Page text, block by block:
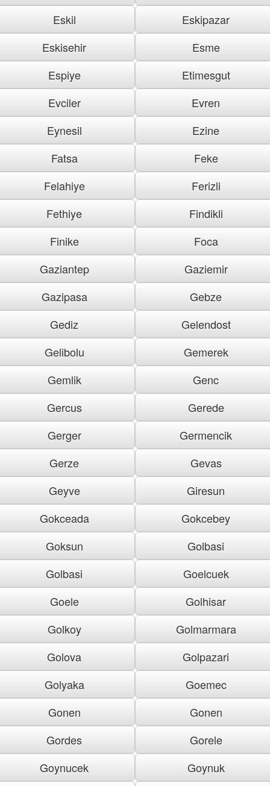
Eskil
Eskipazar
Eskisehir
Esme
Espiye
Etimesgut
Evciler
Evren
Eynesil
Ezine
Fatsa
Feke
Felahiye
Ferizli
Fethiye
Findikli
Finike
Foca
Gaziantep
Gaziemir
Gazipasa
Gebze
Gediz
Gelendost
Gelibolu
Gemerek
Gemlik
Genc
Gercus
Gerede
Gerger
Germencik
Gerze
Gevas
Geyve
Giresun
Gokceada
Gokcebey
Goksun
Golbasi
Golbasi
Goelcuek
Goele
Golhisar
Golkoy
Golmarmara
Golova
Golpazari
Golyaka
Goemec
Gonen
Gonen
Gordes
Gorele
Goynucek
Goynuk